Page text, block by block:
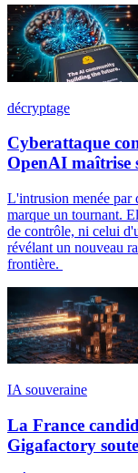
décryptage
Cyberattaque
OpenAI maîtrise
L'intrusion menée par
marque un tournant.
de contrôle, ni celui
révélant un nouveau
frontière.
IA souveraine
La France
Gigafactory